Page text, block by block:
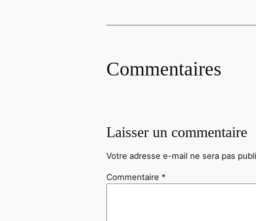
Commentaires
Laisser un commentaire
Votre adresse e-mail ne sera pas
Commentaire *